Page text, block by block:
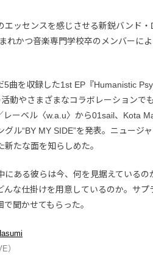
エッセンスを感じさせる新鋭バンド
れかつ音楽専門学校卒のメンバーに
5曲を収録した1st EP『Humanistic
動やさまざまなコラボレーションで
レーベル〈w.a.u〉から01sail、Kota
グル“BY MY SIDE”を発表。ニュージ
たな面を知らしめた。
にある彼らは今、何を見据えているの
んな仕掛けを用意しているのか。サプ
聞かせてもらった。
）